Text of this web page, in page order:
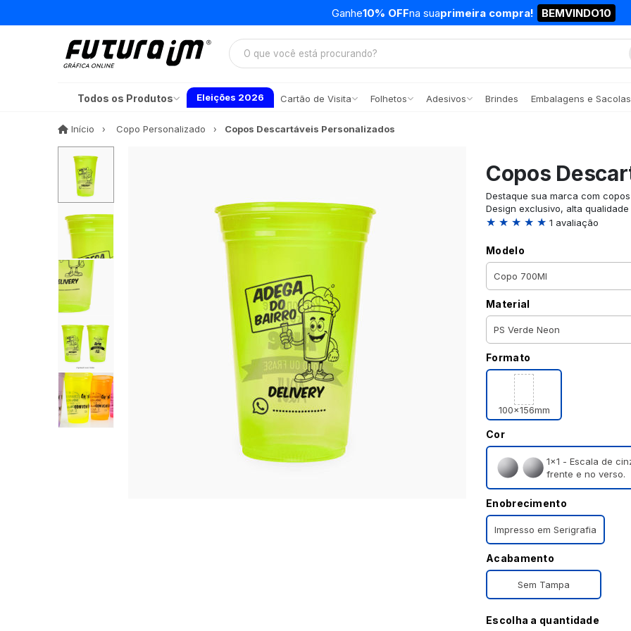
Ganhe10% OFFna suaprimeira compra! BEMVINDO10
Todos os Produtos Eleições 2026 Cartão de Visita Folhetos Adesivos Brindes Embalagens e Sacolas
Início InícioCopo Personalizado Copos Descartáveis Personalizados
Copos
Destaque sua marca com
Design exclusivo, alta
★ ★ ★ ★ ★ 1 avaliação
Modelo
Material
Formato
100x156mm
Cor
1×1 - Escala de
frente e no verso.
Enobrecimento
Impresso em Serigrafia
Acabamento
Sem Tampa
Escolha a quantidade